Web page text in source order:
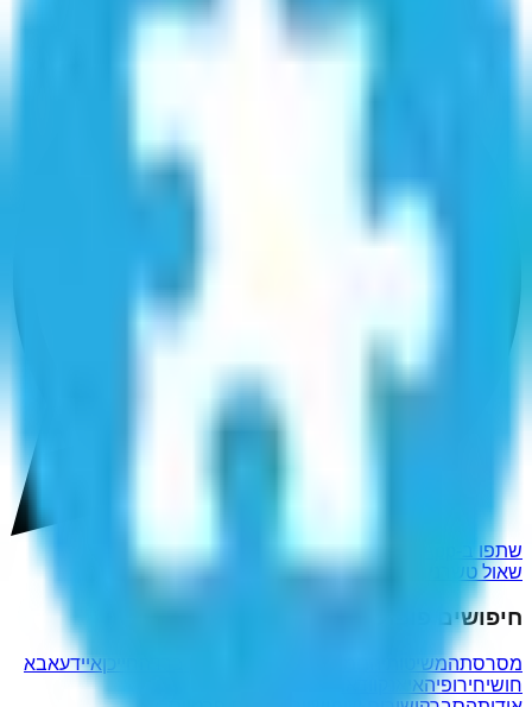
שתפו ב-WhatsApp
שאול טשרניחובסקיאשר יטול חובי שנסק
חיפושים פופולריים נוספים
מסרסתהמשיטותיהם החייכןאיידעאבא
חושיחירופיהאיאנק